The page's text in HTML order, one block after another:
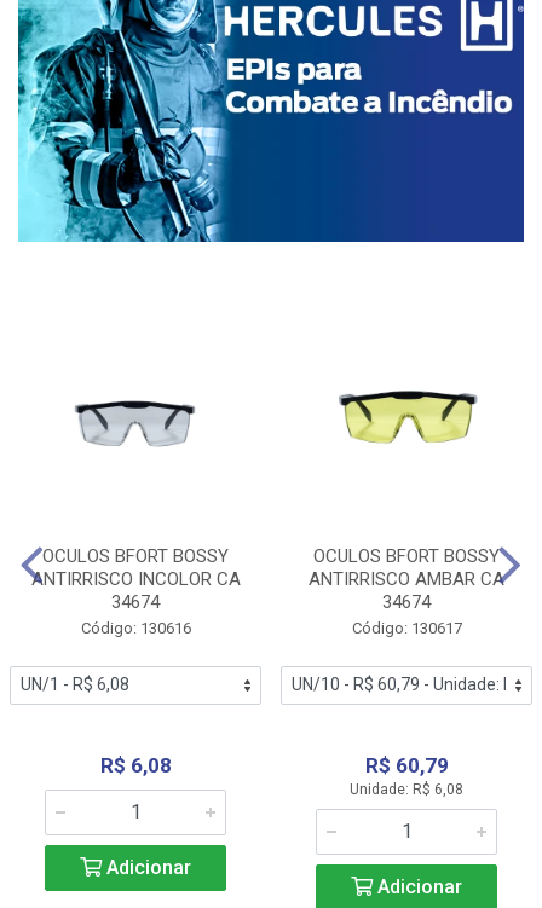
OCULOS BFORT BOSSY
ANTIRRISCO INCOLOR CA
34674
Código: 130616
R$ 6,08
Adicionar
OCULOS BFORT BOSSY
ANTIRRISCO AMBAR CA
34674
Código: 130617
R$ 60,79
Unidade: R$ 6,08
Adicionar